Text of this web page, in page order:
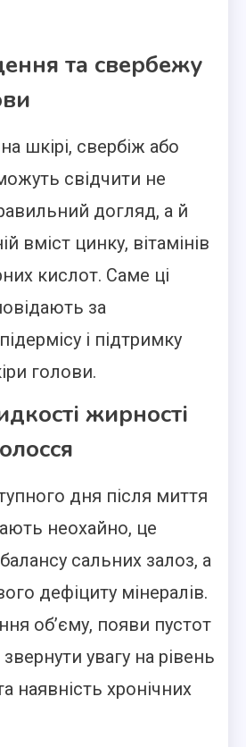
та свербежу
шкірі, свербіж або
свідчити не
догляд, а й
вміст цинку, вітамінів
кислот. Саме ці
за
і підтримку
голови.
жирності
дня після миття
неохайно, це
сальних залоз, а
дефіциту мінералів.
об’єму, появи пустот
звернути увагу на рівень
наявність хронічних